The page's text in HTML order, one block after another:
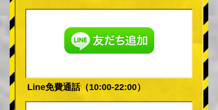
Line免費通話（10:00-22:00）